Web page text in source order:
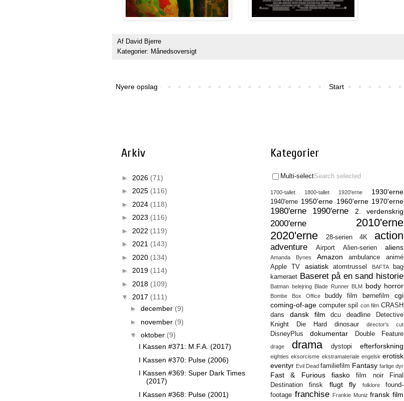
Af David Bjerre
Kategorier: Månedsoversigt
Nyere opslag Start
Arkiv
► 2026 (71)
► 2025 (116)
► 2024 (118)
► 2023 (116)
► 2022 (119)
► 2021 (143)
► 2020 (134)
► 2019 (114)
► 2018 (109)
▼ 2017 (111)
► december (9)
► november (9)
▼ oktober (9)
I Kassen #371: M.F.A. (2017)
I Kassen #370: Pulse (2006)
I Kassen #369: Super Dark Times
(2017)
I Kassen #368: Pulse (2001)
Kategorier
Multi-selectSearch selected
1700-tallet 1800-tallet 1920'erne 1930'erne
1940'erne 1950'erne 1960'erne 1970'erne
1980'erne 1990'erne 2. verdenskrig
2000'erne
2010'erne
2020'erne
28-serien 4K action
adventure Airport Alien-serien aliens
Amanda Bynes Amazon ambulance
animé
Apple TV
asiatisk atomtrussel BAFTA
bag
kameraet Baseret på en sand historie
Batman belejring Blade Runner BLM body horror
Bombe Box Office buddy film børnefilm
cgi
coming-of-age computer spil con film CRASH
dans
dansk film dcu deadline
Detective
Knight
Die Hard dinosaur director's cut
DisneyPlus dokumentar Double Feature
drage drama dystopi efterforskning
eighties eksorcisme ekstramateriale engelsk erotisk
eventyr Evil Dead familiefilm Fantasy farlige dyr
Fast & Furious fiasko film noir
Final
Destination
finsk flugt fly folklore
found-
footage franchise Frankie Muniz fransk film